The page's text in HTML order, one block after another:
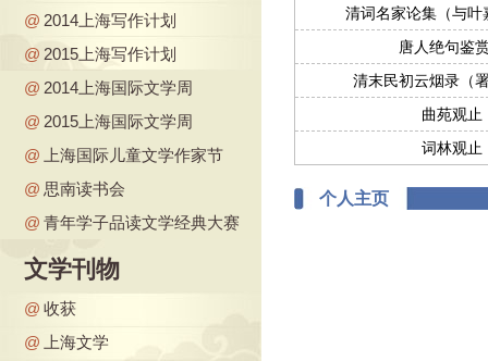
@ 2014上海写作计划
@ 2015上海写作计划
@ 2014上海国际文学周
@ 2015上海国际文学周
@
上海国际儿童文学作家节
@ 思南读书会
@ 青年学子品读文学经典大赛
文学刊物
@ 收获
@
上海文学
清词名家论集（与叶
唐人绝句鉴
清末民初云烟录（
曲苑观止
词林观止
个人主页